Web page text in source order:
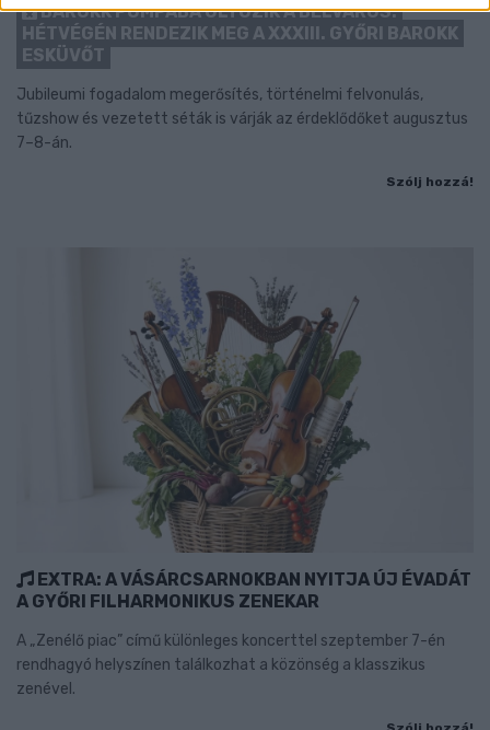
BAROKK POMPÁBA ÖLTÖZIK A BELVÁROS:
HÉTVÉGÉN RENDEZIK MEG A XXXIII. GYŐRI BAROKK
ESKÜVŐT
Jubileumi fogadalom megerősítés, történelmi felvonulás,
tűzshow és vezetett séták is várják az érdeklődőket augusztus
7–8-án.
Szólj hozzá!
EXTRA: A VÁSÁRCSARNOKBAN NYITJA ÚJ ÉVADÁT
A GYŐRI FILHARMONIKUS ZENEKAR
A „Zenélő piac” című különleges koncerttel szeptember 7-én
rendhagyó helyszínen találkozhat a közönség a klasszikus
zenével.